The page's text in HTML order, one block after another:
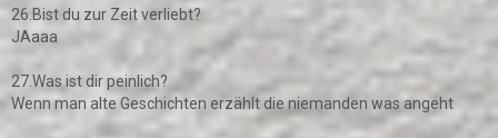
26.Bist du zur Zeit verliebt?
JAaaa
27.Was ist dir peinlich?
Wenn man alte Geschichten erzählt die niemanden was angeht